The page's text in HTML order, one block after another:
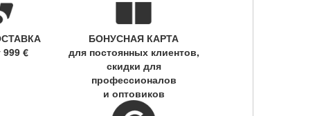
999 €
БОНУСНАЯ КАРТА
для постоянных клиентов,
скидки для
профессионалов
и оптовиков